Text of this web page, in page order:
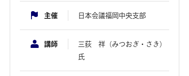
主催 日本会議福岡中央支部
講師
三荻 祥（みつおぎ・さき）
氏